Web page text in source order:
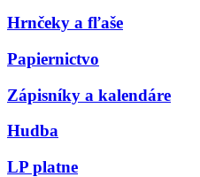
Hrnčeky a fľaše
Papiernictvo
Zápisníky a kalendáre
Hudba
LP platne